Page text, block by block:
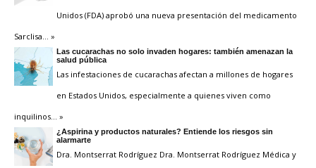
Unidos (FDA) aprobó una nueva presentación del medicamento
Sarclisa … »
Las cucarachas no solo invaden hogares: también amenazan la
salud pública
Las infestaciones de cucarachas afectan a millones de hogares
en Estados Unidos, especialmente a quienes viven como
inquilinos … »
¿Aspirina y productos naturales? Entiende los riesgos sin
alarmarte
Dra. Montserrat Rodríguez Dra. Montserrat Rodríguez Médica y